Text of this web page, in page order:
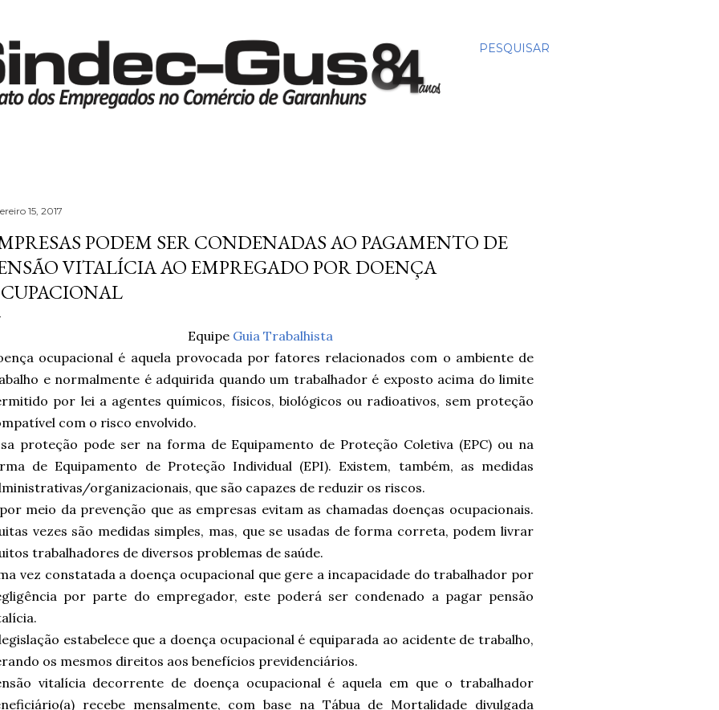
PESQUISAR
15, 2017
PODEM SER CONDENADAS AO PAGAMENTO DE
VITALÍCIA AO EMPREGADO POR DOENÇA
Equipe Guia Trabalhista
ocupacional é aquela provocada por fatores relacionados com o ambiente de
e normalmente é adquirida quando um trabalhador é exposto acima do limite
por lei a agentes químicos, físicos, biológicos ou radioativos, sem proteção
com o risco envolvido.
proteção pode ser na forma de Equipamento de Proteção Coletiva (EPC) ou na
de Equipamento de Proteção Individual (EPI). Existem, também, as medidas
organizacionais, que são capazes de reduzir os riscos.
meio da prevenção que as empresas evitam as chamadas doenças ocupacionais.
vezes são medidas simples, mas, que se usadas de forma correta, podem livrar
trabalhadores de diversos problemas de saúde.
vez constatada a doença ocupacional que gere a incapacidade do trabalhador por
por parte do empregador, este poderá ser condenado a pagar pensão
estabelece que a doença ocupacional é equiparada ao acidente de trabalho,
os mesmos direitos aos benefícios previdenciários.
vitalícia decorrente de doença ocupacional é aquela em que o trabalhador
recebe mensalmente, com base na Tábua de Mortalidade divulgada